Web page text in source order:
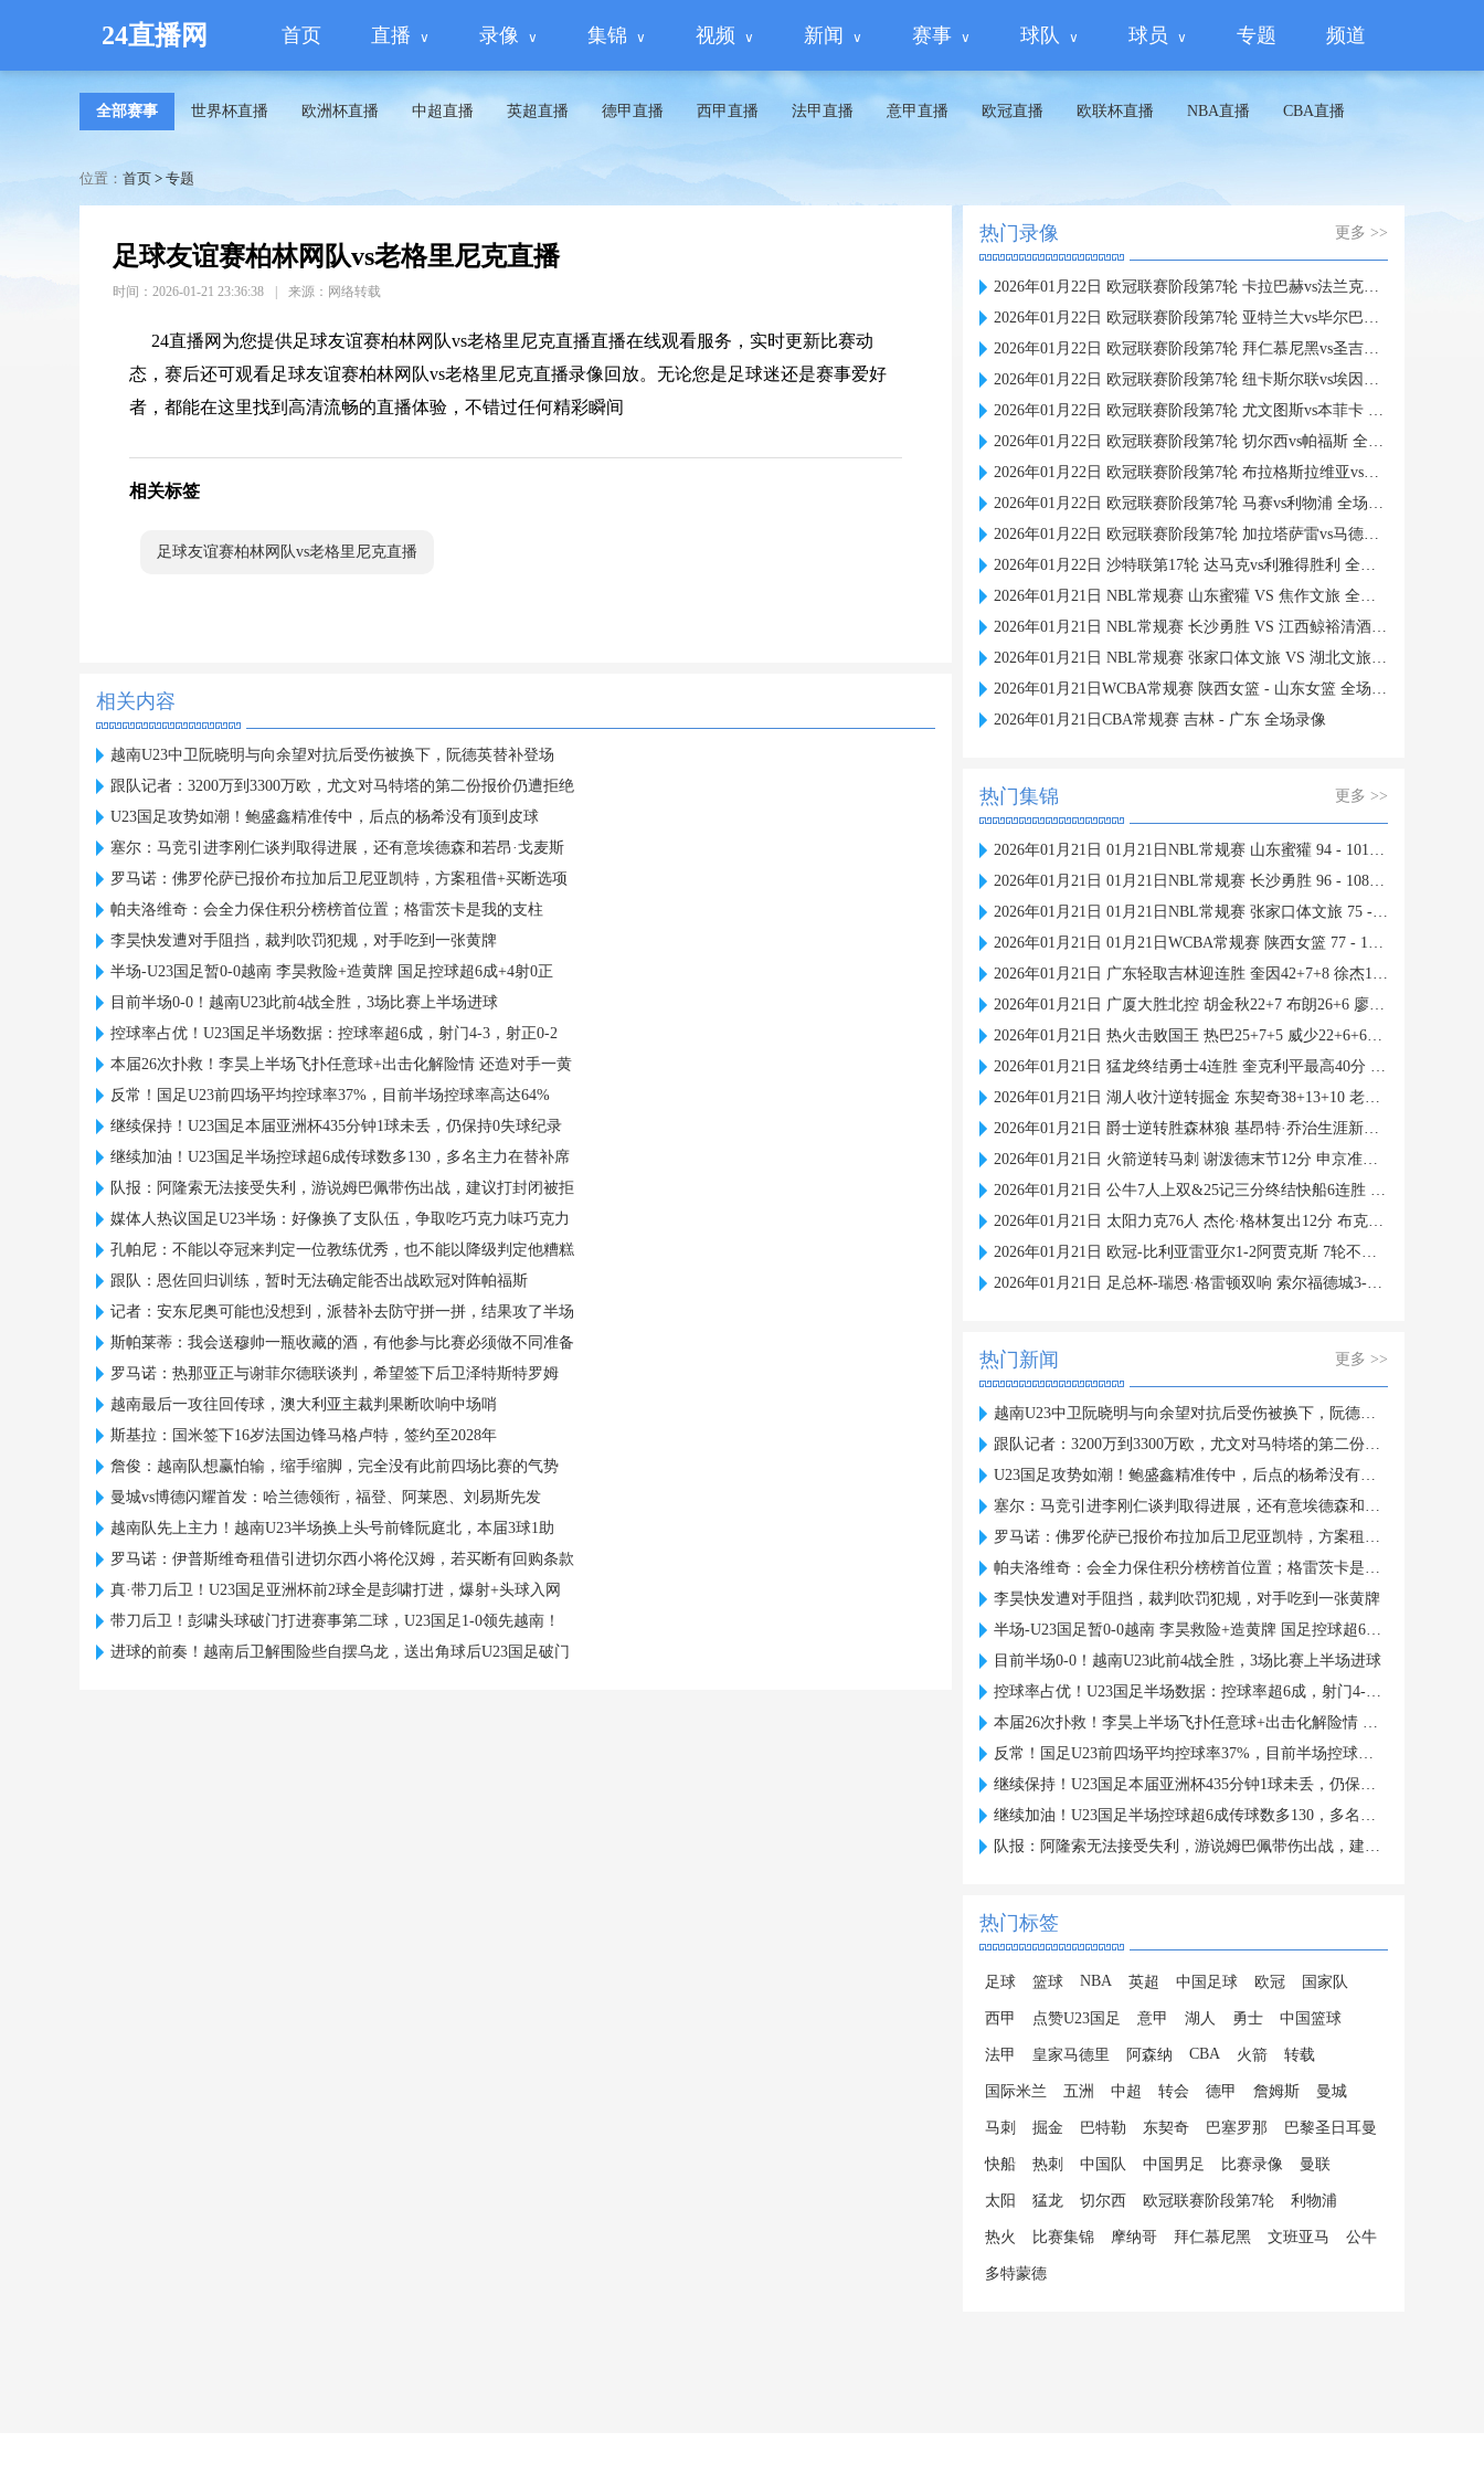
24直播网 首页 直播 录像 集锦 视频 新闻 赛事 球队 球员 专题 频道
全部赛事 世界杯直播 欧洲杯直播 中超直播 英超直播 德甲直播 西甲直播 法甲直播 意甲直播 欧冠直播 欧联杯直播 NBA直播 CBA直播
位置： 首页 > 专题
足球友谊赛柏林网队vs老格里尼克直播
时间：2026-01-21 23:36:38 来源：网络转载
24直播网为您提供足球友谊赛柏林网队vs老格里尼克直播直播在线观看服务，实时更新比赛动
态，赛后还可观看足球友谊赛柏林网队vs老格里尼克直播录像回放。无论您是足球迷还是赛事爱好
者，都能在这里找到高清流畅的直播体验，不错过任何精彩瞬间
相关标签
足球友谊赛柏林网队vs老格里尼克直播
相关内容
越南U23中卫阮晓明与向余望对抗后受伤被换下，阮德英替补登场
跟队记者：3200万到3300万欧，尤文对马特塔的第二份报价仍遭拒绝
U23国足攻势如潮！鲍盛鑫精准传中，后点的杨希没有顶到皮球
塞尔：马竞引进李刚仁谈判取得进展，还有意埃德森和若昂·戈麦斯
罗马诺：佛罗伦萨已报价布拉加后卫尼亚凯特，方案租借+买断选项
帕夫洛维奇：会全力保住积分榜榜首位置；格雷茨卡是我的支柱
李昊快发遭对手阻挡，裁判吹罚犯规，对手吃到一张黄牌
半场-U23国足暂0-0越南 李昊救险+造黄牌 国足控球超6成+4射0正
目前半场0-0！越南U23此前4战全胜，3场比赛上半场进球
控球率占优！U23国足半场数据：控球率超6成，射门4-3，射正0-2
本届26次扑救！李昊上半场飞扑任意球+出击化解险情 还造对手一黄
反常！国足U23前四场平均控球率37%，目前半场控球率高达64%
继续保持！U23国足本届亚洲杯435分钟1球未丢，仍保持0失球纪录
继续加油！U23国足半场控球超6成传球数多130，多名主力在替补席
队报：阿隆索无法接受失利，游说姆巴佩带伤出战，建议打封闭被拒
媒体人热议国足U23半场：好像换了支队伍，争取吃巧克力味巧克力
孔帕尼：不能以夺冠来判定一位教练优秀，也不能以降级判定他糟糕
跟队：恩佐回归训练，暂时无法确定能否出战欧冠对阵帕福斯
记者：安东尼奥可能也没想到，派替补去防守拼一拼，结果攻了半场
斯帕莱蒂：我会送穆帅一瓶收藏的酒，有他参与比赛必须做不同准备
罗马诺：热那亚正与谢菲尔德联谈判，希望签下后卫泽特斯特罗姆
越南最后一攻往回传球，澳大利亚主裁判果断吹响中场哨
斯基拉：国米签下16岁法国边锋马格卢特，签约至2028年
詹俊：越南队想赢怕输，缩手缩脚，完全没有此前四场比赛的气势
曼城vs博德闪耀首发：哈兰德领衔，福登、阿莱恩、刘易斯先发
越南队先上主力！越南U23半场换上头号前锋阮庭北，本届3球1助
罗马诺：伊普斯维奇租借引进切尔西小将伦汉姆，若买断有回购条款
真·带刀后卫！U23国足亚洲杯前2球全是彭啸打进，爆射+头球入网
带刀后卫！彭啸头球破门打进赛事第二球，U23国足1-0领先越南！
进球的前奏！越南后卫解围险些自摆乌龙，送出角球后U23国足破门
热门录像 更多 >>
2026年01月22日 欧冠联赛阶段第7轮 卡拉巴赫vs法兰克福 全场录像
2026年01月22日 欧冠联赛阶段第7轮 亚特兰大vs毕尔巴鄂竞技 全场录像
2026年01月22日 欧冠联赛阶段第7轮 拜仁慕尼黑vs圣吉罗斯 全场录像
2026年01月22日 欧冠联赛阶段第7轮 纽卡斯尔联vs埃因霍温 全场录像
2026年01月22日 欧冠联赛阶段第7轮 尤文图斯vs本菲卡 全场录像
2026年01月22日 欧冠联赛阶段第7轮 切尔西vs帕福斯 全场录像
2026年01月22日 欧冠联赛阶段第7轮 布拉格斯拉维亚vs巴塞罗那 全场录像
2026年01月22日 欧冠联赛阶段第7轮 马赛vs利物浦 全场录像
2026年01月22日 欧冠联赛阶段第7轮 加拉塔萨雷vs马德里竞技 全场录像
2026年01月22日 沙特联第17轮 达马克vs利雅得胜利 全场录像
2026年01月21日 NBL常规赛 山东蜜獾 VS 焦作文旅 全场录像
2026年01月21日 NBL常规赛 长沙勇胜 VS 江西鲸裕清酒 全场录像
2026年01月21日 NBL常规赛 张家口体文旅 VS 湖北文旅 全场录像
2026年01月21日WCBA常规赛 陕西女篮 - 山东女篮 全场录像
2026年01月21日CBA常规赛 吉林 - 广东 全场录像
热门集锦 更多 >>
2026年01月21日 01月21日NBL常规赛 山东蜜獾 94 - 101 焦作文旅 全场集锦
2026年01月21日 01月21日NBL常规赛 长沙勇胜 96 - 108 江西鲸裕清酒 全场集锦
2026年01月21日 01月21日NBL常规赛 张家口体文旅 75 - 97 湖北文旅 全场集锦
2026年01月21日 01月21日WCBA常规赛 陕西女篮 77 - 103 山东女篮 全场集锦
2026年01月21日 广东轻取吉林迎连胜 奎因42+7+8 徐杰15+6 姜伟泽27分
2026年01月21日 广厦大胜北控 胡金秋22+7 布朗26+6 廖三宁9中3
2026年01月21日 热火击败国王 热巴25+7+5 威少22+6+6失误 德罗赞两度引冲突
2026年01月21日 猛龙终结勇士4连胜 奎克利平最高40分 库里16中6 库明加20分
2026年01月21日 湖人收汁逆转掘金 东契奇38+13+10 老詹准三双 穆雷下半场2分
2026年01月21日 爵士逆转胜森林狼 基昂特·乔治生涯新高43分 爱德华兹38+8
2026年01月21日 火箭逆转马刺 谢泼德末节12分 申京准三双&KD18+7 文班21中5
2026年01月21日 公牛7人上双&25记三分终结快船6连胜 哈登25中9 科林斯23分
2026年01月21日 太阳力克76人 杰伦·格林复出12分 布克27分 马克西25中7
2026年01月21日 欧冠-比利亚雷亚尔1-2阿贾克斯 7轮不胜仅积1分列倒数第二
2026年01月21日 足总杯-瑞恩·格雷顿双响 索尔福德城3-2斯文登晋级将战曼城
热门新闻 更多 >>
越南U23中卫阮晓明与向余望对抗后受伤被换下，阮德英替补登场
跟队记者：3200万到3300万欧，尤文对马特塔的第二份报价仍遭拒绝
U23国足攻势如潮！鲍盛鑫精准传中，后点的杨希没有顶到皮球
塞尔：马竞引进李刚仁谈判取得进展，还有意埃德森和若昂·戈麦斯
罗马诺：佛罗伦萨已报价布拉加后卫尼亚凯特，方案租借+买断选项
帕夫洛维奇：会全力保住积分榜榜首位置；格雷茨卡是我的支柱
李昊快发遭对手阻挡，裁判吹罚犯规，对手吃到一张黄牌
半场-U23国足暂0-0越南 李昊救险+造黄牌 国足控球超6成+4射0正
目前半场0-0！越南U23此前4战全胜，3场比赛上半场进球
控球率占优！U23国足半场数据：控球率超6成，射门4-3，射正0-2
本届26次扑救！李昊上半场飞扑任意球+出击化解险情 还造对手一黄
反常！国足U23前四场平均控球率37%，目前半场控球率高达64%
继续保持！U23国足本届亚洲杯435分钟1球未丢，仍保持0失球纪录
继续加油！U23国足半场控球超6成传球数多130，多名主力在替补席
队报：阿隆索无法接受失利，游说姆巴佩带伤出战，建议打封闭被拒
热门标签
足球 篮球 NBA 英超 中国足球 欧冠 国家队
西甲 点赞U23国足 意甲 湖人 勇士 中国篮球
法甲 皇家马德里 阿森纳 CBA 火箭 转载
国际米兰 五洲 中超 转会 德甲 詹姆斯 曼城
马刺 掘金 巴特勒 东契奇 巴塞罗那 巴黎圣日耳曼
快船 热刺 中国队 中国男足 比赛录像 曼联
太阳 猛龙 切尔西 欧冠联赛阶段第7轮 利物浦
热火 比赛集锦 摩纳哥 拜仁慕尼黑 文班亚马 公牛
多特蒙德